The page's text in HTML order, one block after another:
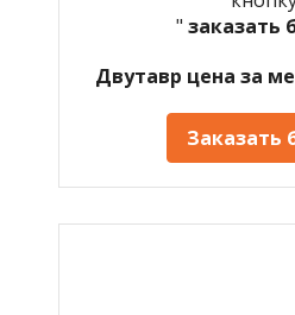
" заказать
Двутавр цена за
Заказать